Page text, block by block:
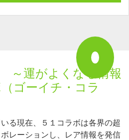
～運がよくなる情報
ゴーイチ・コラ
る現在、５１コラボは各界の超
レーションし、レア情報を発信